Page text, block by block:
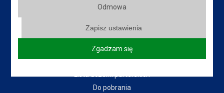
Przydatne linki
Aktualności
Władze uczelni
Do pobrania
Odmowa
Zapisz ustawienia
Zgadzam się